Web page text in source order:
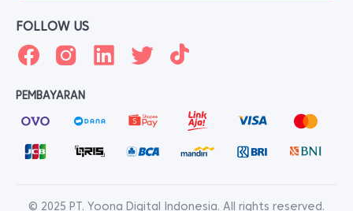
FOLLOW US
PEMBAYARAN
© 2025 PT. Yoona Digital Indonesia. All rights reserved.